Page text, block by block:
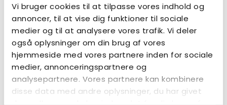
Vi bruger cookies til at tilpasse vores indhold og
annoncer, til at vise dig funktioner til sociale
medier og til at analysere vores trafik. Vi deler
også oplysninger om din brug af vores
hjemmeside med vores partnere inden for sociale
medier, annonceringspartnere og
analysepartnere. Vores partnere kan kombinere
disse data med andre oplysninger, du har givet
dem, eller som de har indsamlet fra din brug af